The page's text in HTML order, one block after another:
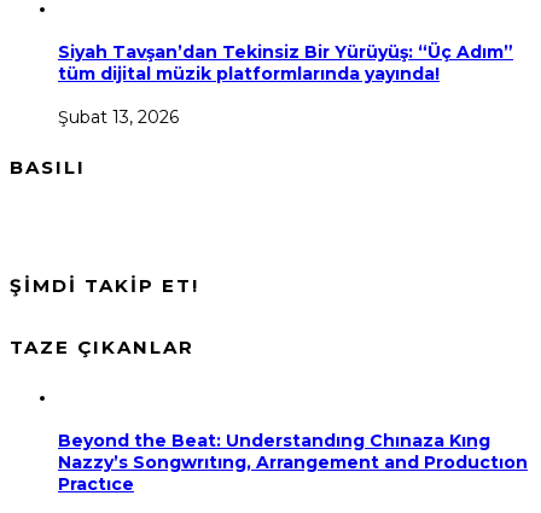
Siyah Tavşan’dan Tekinsiz Bir Yürüyüş: “Üç Adım”
tüm dijital müzik platformlarında yayında!
Şubat 13, 2026
BASILI
ŞİMDİ TAKİP ET!
TAZE ÇIKANLAR
Beyond the Beat: Understandıng Chınaza Kıng
Nazzy’s Songwrıtıng, Arrangement and Productıon
Practıce